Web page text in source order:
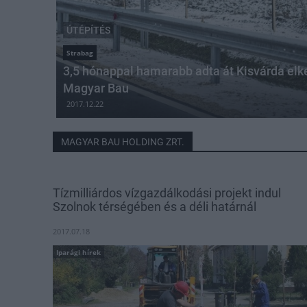
ÚTÉPÍTÉS
Strabag
3,5 hónappal hamarabb adta át Kisvárda
Magyar Bau
2017.12.22
MAGYAR BAU HOLDING ZRT.
Tízmilliárdos vízgazdálkodási projekt indul
Szolnok térségében és a déli határnál
2017.07.18
Iparági hírek